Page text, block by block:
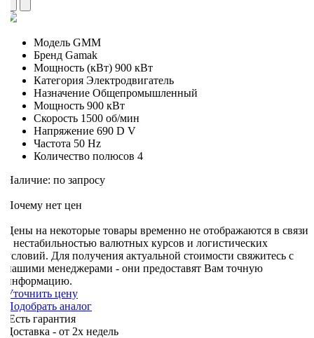
Модель GMM
Бренд Gamak
Мощность (кВт) 900 кВт
Категория Электродвигатель
Назначение Общепромышленный
Мощность 900 кВт
Скорость 1500 об/мин
Напряжение 690 D V
Частота 50 Hz
Количество полюсов 4
по запросу
нет цен
на некоторые товары временно не отображаются в связи
нестабильностью валютных курсов и логистических
Для получения актуальной стоимости свяжитесь с
менеджерами - они предоставят Вам точную
цену
аналог
гарантия
- от 2х недель